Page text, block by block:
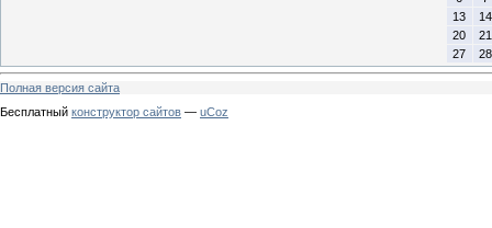
13
14
20
21
27
28
Полная версия сайта
Бесплатный конструктор сайтов — uCoz